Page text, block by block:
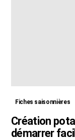
Fiches saisonnières
Création
démarrer